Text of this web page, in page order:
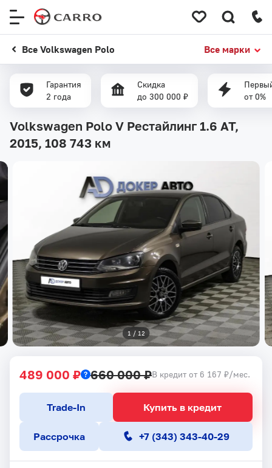
Все Volkswagen Polo Все марки
Гарантия
2 года
Скидка
до 300 000 ₽
от 0%
Volkswagen Polo V Рестайлинг 1.6 AT,
2015, 108 743 км
1 / 12
489 000 ₽ 660 000 ₽В кредит от 6 167 ₽/мес.
Купить в кредит
Trade-In
Рассрочка +7 (343) 343-40-29